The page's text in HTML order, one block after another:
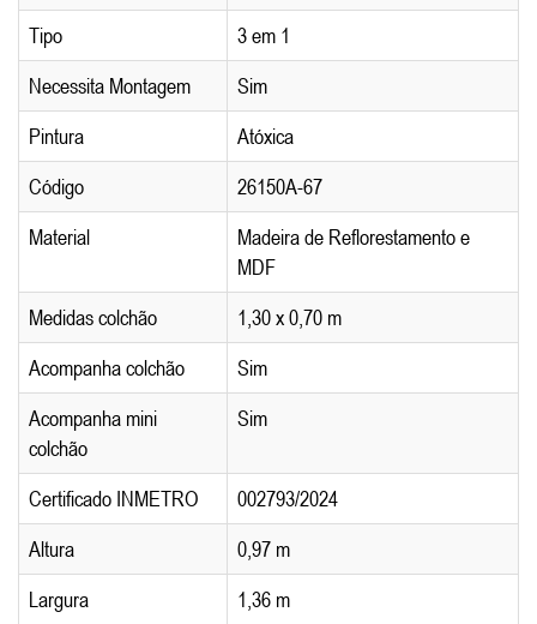
Tipo
3 em 1
Necessita Montagem
Sim
Pintura
Atóxica
Código
26150A-67
Material
Madeira de Reflorestamento e
MDF
Medidas colchão
1,30 x 0,70 m
Acompanha colchão
Sim
Acompanha mini
colchão
Sim
Certificado INMETRO
002793/2024
Altura
0,97 m
Largura
1,36 m